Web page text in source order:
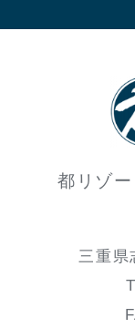
都リゾ
三重県